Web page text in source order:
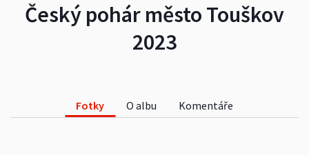
Český pohár město Touškov
2023
Fotky O albu Komentáře